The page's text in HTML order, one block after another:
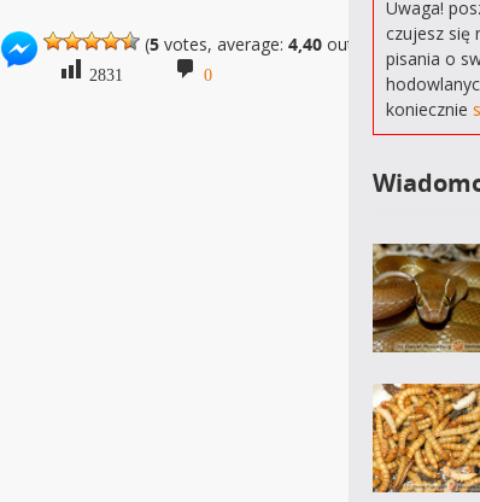
(5votes, average: 4,40out of 5)
2831 0
Uwaga!
czujesz się
pisania o
koniecznie